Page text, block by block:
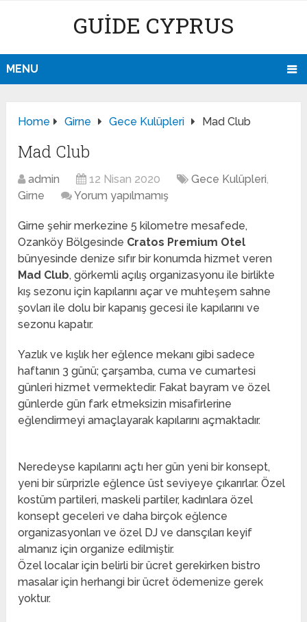
GUIDE CYPRUS
MENU
Home Girne Gece Kulüpleri Mad Club
Mad Club
admin 12 Nisan 2020 Gece Kulüpleri,
Girne
Yorum yapılmamış
Girne şehir merkezine 5 kilometre mesafede,
Ozanköy Bölgesinde Cratos Premium Otel
bünyesinde denize sıfır bir konumda hizmet veren
Mad Club, görkemli açılış organizasyonu ile birlikte
kış sezonu için kapılarını açar ve muhteşem sahne
şovları ile dolu bir kapanış gecesi ile kapılarını ve
sezonu kapatır.
Yazlık ve kışlık her eğlence mekanı gibi sadece
haftanın 3 günü; çarşamba, cuma ve cumartesi
günleri hizmet vermektedir. Fakat bayram ve özel
günlerde gün fark etmeksizin misafirlerine
eğlendirmeyi amaçlayarak kapılarını açmaktadır.
Neredeyse kapılarını açtı her gün yeni bir konsept,
yeni bir sürprizle eğlence üst seviyeye çıkarırlar. Özel
kostüm partileri, maskeli partiler, kadınlara özel
konsept geceleri ve daha birçok eğlence
organizasyonları ve özel DJ ve dansçıları keyif
almanız için organize edilmiştir.
Özel localar için belirli bir ücret gerekirken bistro
masalar için herhangi bir ücret ödemenize gerek
yoktur.